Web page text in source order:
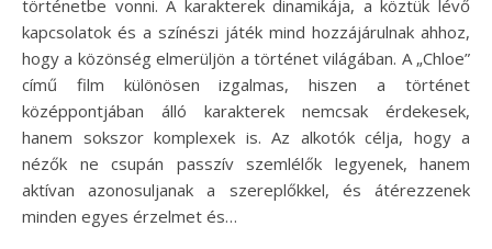
történetbe vonni. A karakterek dinamikája, a köztük lévő
kapcsolatok és a színészi játék mind hozzájárulnak ahhoz,
hogy a közönség elmerüljön a történet világában. A „Chloe”
című film különösen izgalmas, hiszen a történet
középpontjában álló karakterek nemcsak érdekesek,
hanem sokszor komplexek is. Az alkotók célja, hogy a
nézők ne csupán passzív szemlélők legyenek, hanem
aktívan azonosuljanak a szereplőkkel, és átérezzenek
minden egyes érzelmet és…